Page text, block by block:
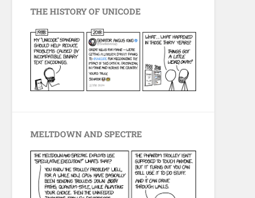
THE HISTORY OF UNICODE
MELTDOWN AND SPECTRE